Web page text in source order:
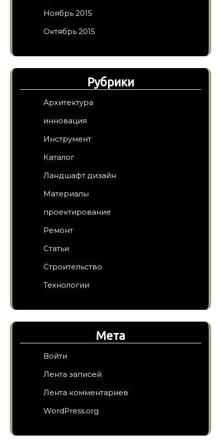
Ноябрь 2015
Октябрь 2015
Рубрики
Архитектура
инновация
Инструмент
Каталог
Ландшафт дизайн
Материалы
проектирование
Ремонт
Статьи
Строительство
Технологии
Мета
Войти
Лента записей
Лента комментариев
WordPress.org